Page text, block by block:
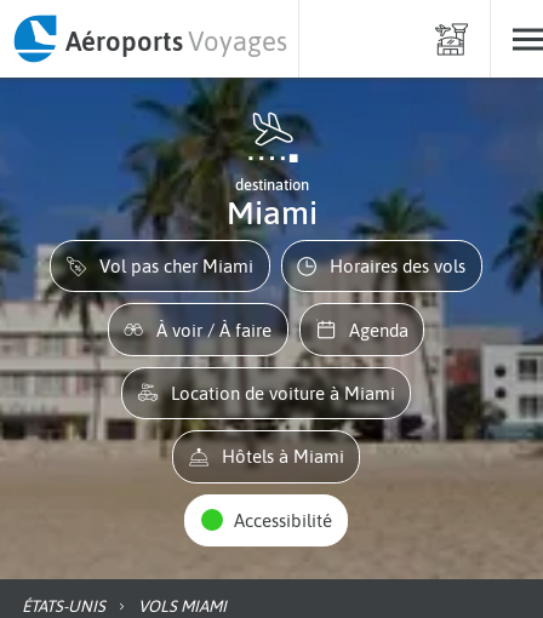
AéroportsVoyages
destination
Miami
Vol pas cher Miami Horaires des vols
À voir / À faire Agenda
Location de voiture à Miami
Hôtels à Miami
Accessibilité
ÉTATS-UNIS VOLS MIAMI